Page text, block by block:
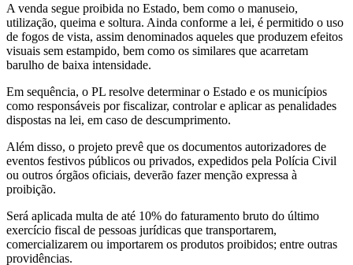
de fogos de vista, assim denominados aqueles que produzem efeitos
visuais sem estampido, bem como os similares que acarretam
barulho de baixa intensidade.
Em sequência, o PL resolve determinar o Estado e os municípios
dispostas na lei, em caso de descumprimento.
Além disso, o projeto prevê que os documentos autorizadores de
ou outros órgãos oficiais, deverão fazer menção expressa à
proibição.
Será aplicada multa de até 10% do faturamento bruto do último
comercializarem ou importarem os produtos proibidos; entre outras
providências.
Conforme a justificativa do projeto de lei, o foco principal da